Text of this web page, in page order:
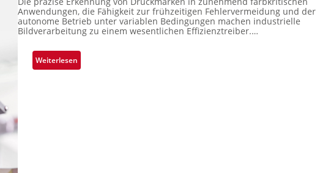
s
i
o
e
r
n
a
a
b
s
a
u
Anwendungen, die Fähigkeit zur frühzeitigen Fehlervermeidung und der
autonome Betrieb unter variablen Bedingungen machen industrielle
Bildverarbeitung zu einem wesentlichen Effizienztreiber.…
Weiterlesen
Z